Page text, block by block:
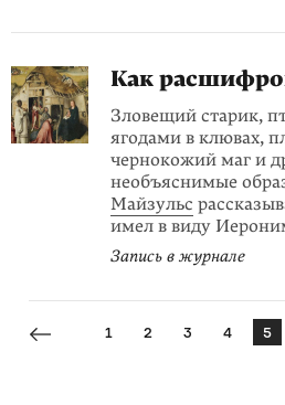
Как
Зловещий старик,
ягодами в клювах,
чернокожий маг и
необъяснимые
Майзульс
имел в виду
Запись в журнале
1 2 3 4 5